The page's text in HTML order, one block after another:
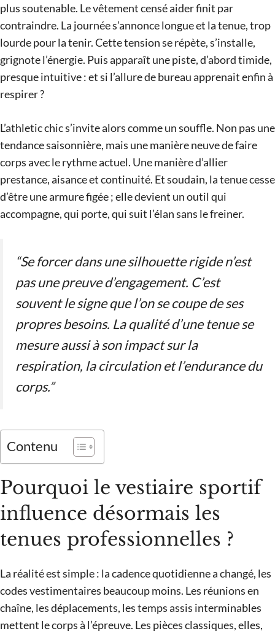
plus soutenable. Le vêtement censé aider finit par
contraindre. La journée s’annonce longue et la tenue, trop
lourde pour la tenir. Cette tension se répète, s’installe,
grignote l’énergie. Puis apparaît une piste, d’abord timide,
presque intuitive : et si l’allure de bureau apprenait enfin à
respirer ?
L’athletic chic s’invite alors comme un souffle. Non pas une
tendance saisonnière, mais une manière neuve de faire
corps avec le rythme actuel. Une manière d’allier
prestance, aisance et continuité. Et soudain, la tenue cesse
d’être une armure figée ; elle devient un outil qui
accompagne, qui porte, qui suit l’élan sans le freiner.
“Se forcer dans une silhouette rigide n’est
pas une preuve d’engagement. C’est
souvent le signe que l’on se coupe de ses
propres besoins. La qualité d’une tenue se
mesure aussi à son impact sur la
respiration, la circulation et l’endurance du
corps.”
Contenu
Pourquoi le vestiaire sportif
influence désormais les
tenues professionnelles ?
La réalité est simple : la cadence quotidienne a changé, les
codes vestimentaires beaucoup moins. Les réunions en
chaîne, les déplacements, les temps assis interminables
mettent le corps à l’épreuve. Les pièces classiques, elles,